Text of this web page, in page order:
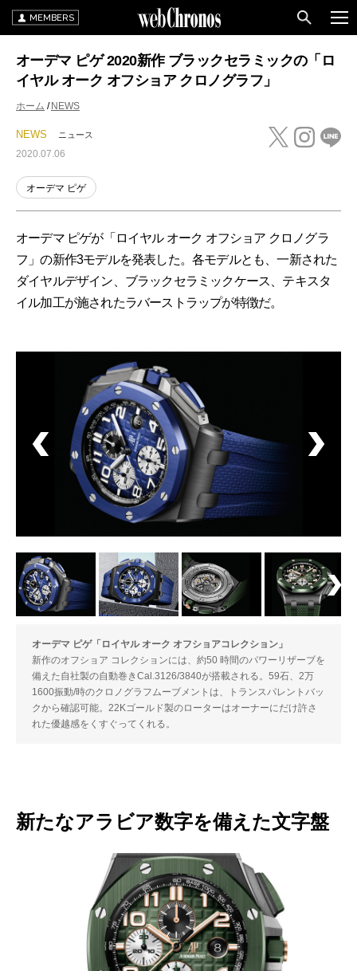
MEMBERS
オーデマ ピゲ 2020新作 ブラックセラミックの「ロ
イヤル オーク オフショア クロノグラフ」
ホーム NEWS
NEWS ニュース
2020.07.06
オーデマ ピゲ
オーデマ ピゲが「ロイヤル オーク オフショア クロノグラ
フ」の新作3モデルを発表した。各モデルとも、一新された
ダイヤルデザイン、ブラックセラミックケース、テキスタ
イル加工が施されたラバーストラップが特徴だ。
オーデマ ピゲ「ロイヤル オーク オフショアコレクション」
新作のオフショア コレクションには、約50 時間のパワーリザーブを
備えた自社製の自動巻きCal.3126/3840が搭載される。59石、2万
1600振動/時のクロノグラフムーブメントは、トランスパレントバッ
クから確認可能。22Kゴールド製のローターはオーナーにだけ許さ
れた優越感をくすぐってくれる。
新たなアラビア数字を備えた文字盤